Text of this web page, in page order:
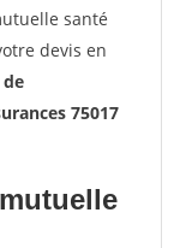
santé
devis en
de
75017